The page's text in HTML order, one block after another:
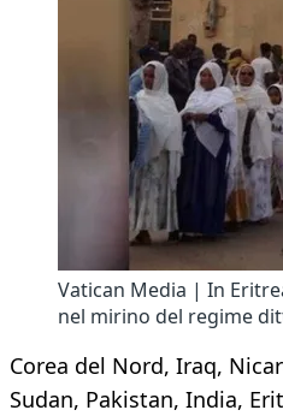
Vatican Media | In
nel mirino del regime
Corea del Nord, Iraq,
Sudan, Pakistan, India,